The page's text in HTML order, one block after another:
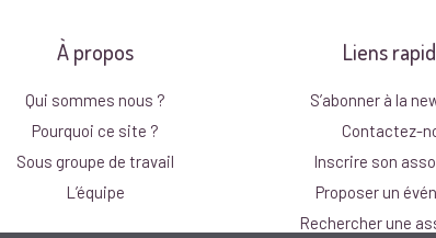
À propos
Qui sommes nous ?
Pourquoi ce site ?
Sous groupe de travail
L’équipe
Liens
S’abonner à la
Contactez-
Inscrire son
Proposer un
Rechercher une